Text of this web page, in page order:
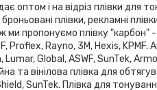
оптом і на відріз плівки для
броньовані плівки, рекламні
пропонуємо плівку "карбон" -
Proflex, Rayno, 3М, Hexis,
Global, ASWF, SunTek,
та вінілова плівка для
SunTek. Плівка для